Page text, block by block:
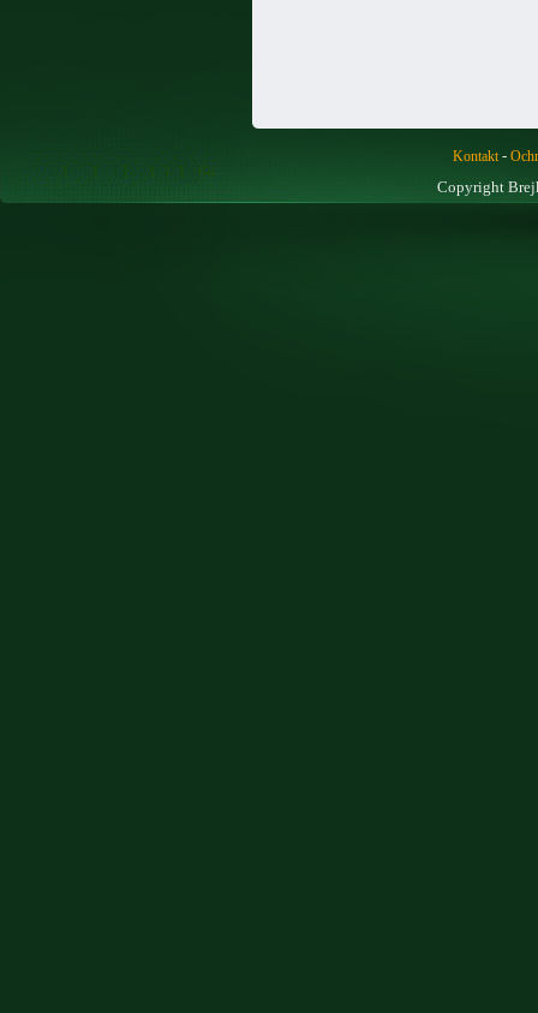
Kontakt-
Copyright